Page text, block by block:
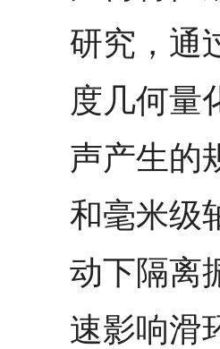
研究，通
度几何量
声产生的
和毫米级
动下隔离
速影响滑